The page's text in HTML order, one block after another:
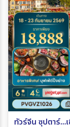
ทัวร์จีน ซุปตาร์...